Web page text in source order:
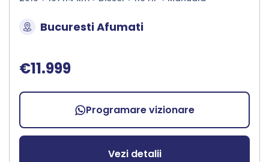
Bucuresti Afumati
€11.999
Programare vizionare
Vezi detalii